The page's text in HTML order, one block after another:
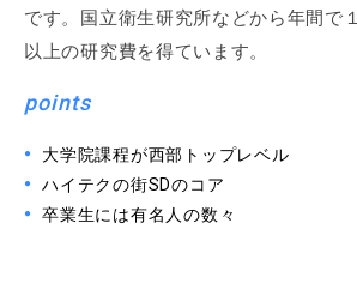
です。国立衛生研究所などから年間で
以上の研究費を得ています。
points
大学院課程が西部トップレベル
ハイテクの街SDのコア
卒業生には有名人の数々